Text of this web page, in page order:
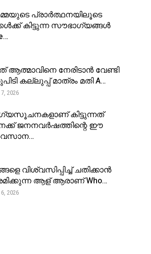
പ്രാർത്ഥനയിലൂടെ
കിട്ടുന്ന സൗഭാഗ്യങ്ങൾ
ആത്മാവിനെ നേരിടാൻ വേണ്ടി
കല്ലുപ്പ് മാത്രം മതി A…
2026
കിട്ടുന്നത്
ജനനവർഷത്തിന്റെ ഈ
വിശ്വസിപ്പിച്ച് ചതിക്കാൻ
ആള് ആരാണ് Who…
2026